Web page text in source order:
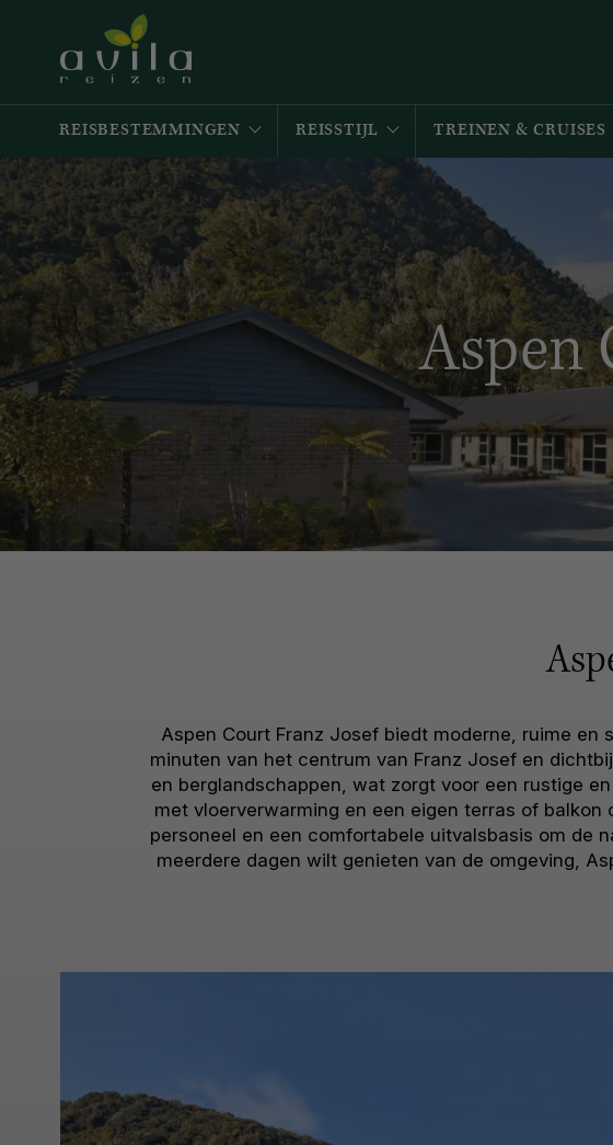
REISBESTEMMINGEN REISSTIJL TREINEN & CRUISES
Aspen
Aspen Court Franz Josef biedt moderne, ruime en
minuten van het centrum van Franz Josef en
en berglandschappen, wat zorgt voor een rustige
met vloerverwarming en een eigen terras of
personeel en een comfortabele uitvalsbasis om de
meerdere dagen wilt genieten van de omgeving,